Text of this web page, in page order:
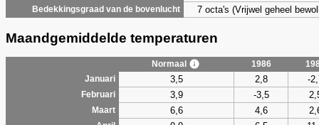
Bedekkingsgraad van de bovenlucht 7 octa's (Vrijwel geheel
Maandgemiddelde temperaturen
Normaal 1986
Januari
3,5 2,8 -
Februari 3,9 -3,5
Maart 6,6 4,6